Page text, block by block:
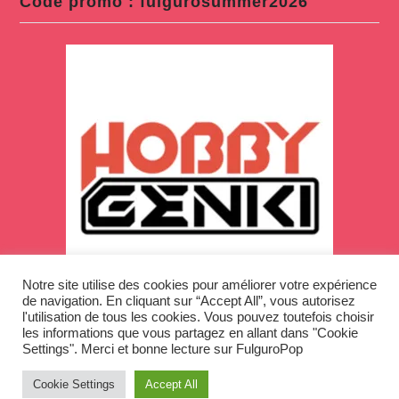
Notre site utilise des cookies pour améliorer votre expérience
de navigation. En cliquant sur “Accept All”, vous autorisez
l'utilisation de tous les cookies. Vous pouvez toutefois choisir
les informations que vous partagez en allant dans "Cookie
Settings". Merci et bonne lecture sur FulguroPop
Cookie Settings Accept All